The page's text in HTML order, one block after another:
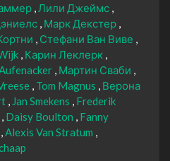
Лили Джеймс
Марк Декстер
Стефани Ван Виве
Карин Леклерк
Мартин Сваби
Tom Magnus
Верона
Jan Smekens
Frederik
Daisy Boulton
Fanny
Alexis Van Stratum